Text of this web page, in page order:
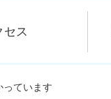
セス
っています